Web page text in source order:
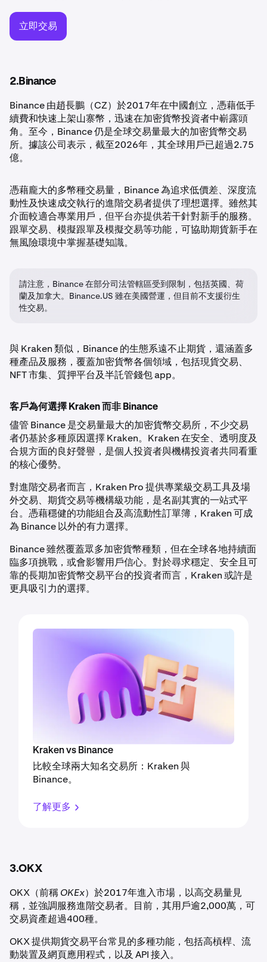
立即交易
2.Binance
Binance 由趙長鵬（CZ）於2017年在中國創立，憑藉低手
續費和快速上架山寨幣，迅速在加密貨幣投資者中嶄露頭
角。至今，Binance 仍是全球交易量最大的加密貨幣交易
所。據該公司表示，截至2026年，其全球用戶已超過2.75
億。
憑藉龐大的多幣種交易量，Binance 為追求低價差、深度流
動性及快速成交執行的進階交易者提供了理想選擇。雖然其
介面較適合專業用戶，但平台亦提供若干針對新手的服務。
跟單交易、模擬跟單及模擬交易等功能，可協助期貨新手在
無風險環境中掌握基礎知識。
請注意，Binance 在部分司法管轄區受到限制，包括英國、荷
蘭及加拿大。Binance.US 雖在美國營運，但目前不支援衍生
性交易。
與 Kraken 類似，Binance 的生態系遠不止期貨，還涵蓋多
種產品及服務，覆蓋加密貨幣各個領域，包括現貨交易、
NFT 市集、質押平台及半託管錢包 app。
客戶為何選擇 Kraken 而非 Binance
儘管 Binance 是交易量最大的加密貨幣交易所，不少交易
者仍基於多種原因選擇 Kraken。Kraken 在安全、透明度及
合規方面的良好聲譽，是個人投資者與機構投資者共同看重
的核心優勢。
對進階交易者而言，Kraken Pro 提供專業級交易工具及場
外交易、期貨交易等機構級功能，是名副其實的一站式平
台。憑藉穩健的功能組合及高流動性訂單簿，Kraken 可成
為 Binance 以外的有力選擇。
Binance 雖然覆蓋眾多加密貨幣種類，但在全球各地持續面
臨多項挑戰，或會影響用戶信心。對於尋求穩定、安全且可
靠的長期加密貨幣交易平台的投資者而言，Kraken 或許是
更具吸引力的選擇。
Kraken vs Binance
比較全球兩大知名交易所：Kraken 與
Binance。
了解更多
3.OKX
OKX（前稱OKEx）於2017年進入市場，以高交易量見
稱，並強調服務進階交易者。目前，其用戶逾2,000萬，可
交易資產超過400種。
OKX 提供期貨交易平台常見的多種功能，包括高槓桿、流
動裝置及網頁應用程式，以及 API 接入。